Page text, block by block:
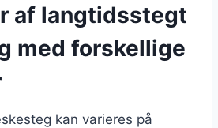
af langtidsstegt
med forskellige
kan varieres på